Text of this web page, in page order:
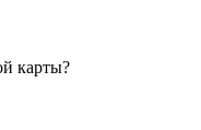
карты?